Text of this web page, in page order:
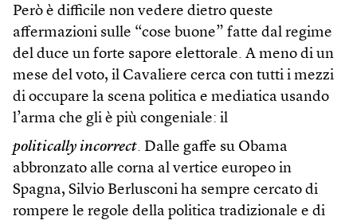
Però è difficile non vedere dietro queste
affermazioni sulle “cose buone” fatte dal regime
del duce un forte sapore elettorale. A meno di un
mese del voto, il Cavaliere cerca con tutti i mezzi
di occupare la scena politica e mediatica usando
l’arma che gli è più congeniale: il
politically incorrect. Dalle gaffe su Obama
abbronzato alle corna al vertice europeo in
Spagna, Silvio Berlusconi ha sempre cercato di
rompere le regole della politica tradizionale e di